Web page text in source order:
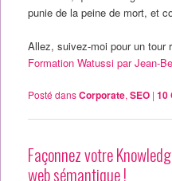
punie de la peine de mort, et
Allez, suivez-moi pour un tour
Formation Watussi par Jean-
Posté dansCorporate, SEO | 10
Façonnez votre
web sémantique !